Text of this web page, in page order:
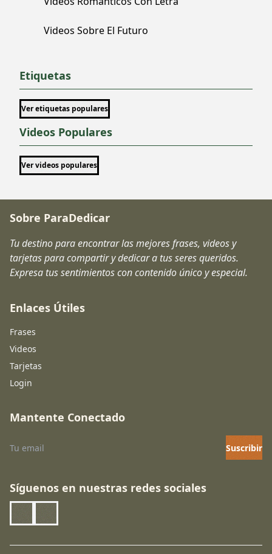
Videos Sobre El Futuro
Etiquetas
Ver etiquetas populares
Videos Populares
Ver videos populares
Sobre ParaDedicar
Tu destino para encontrar las mejores frases, videos y
tarjetas para compartir y dedicar a tus seres queridos.
Expresa tus sentimientos con contenido único y especial.
Enlaces Útiles
Frases
Videos
Tarjetas
Login
Mantente Conectado
Suscribir
Síguenos en nuestras redes sociales